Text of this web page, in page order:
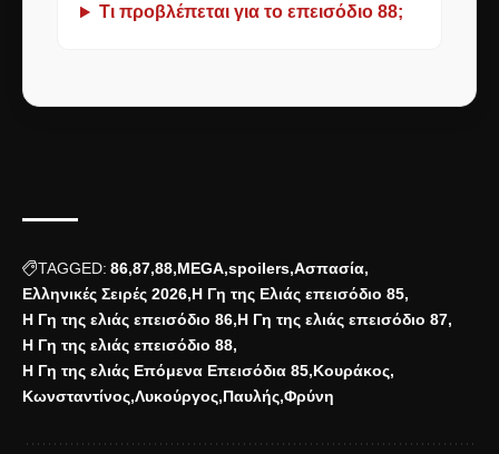
Τι προβλέπεται για το επεισόδιο 88;
TAGGED: 86 87 88 MEGA spoilers Ασπασία
Ελληνικές Σειρές 2026 Η Γη της Ελιάς επεισόδιο 85
Η Γη της ελιάς επεισόδιο 86 Η Γη της ελιάς επεισόδιο 87
Η Γη της ελιάς επεισόδιο 88
Η Γη της ελιάς Επόμενα Επεισόδια 85 Κουράκος
Κωνσταντίνος Λυκούργος Παυλής Φρύνη